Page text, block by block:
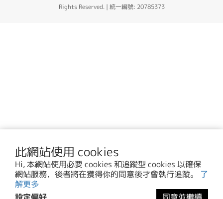
此網站使用 cookies
Hi, 本網站使用必要 cookies 和追蹤型 cookies 以確保
網站服務，後者將在獲得你的同意後才會執行追蹤。 了
解更多
Rights Reserved. | 統一編號: 20785373